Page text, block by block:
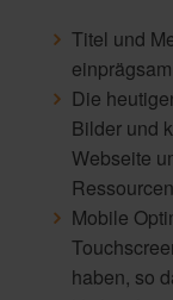
Titel und
Die
Bilder und
Webseite
Mobile
haben, so